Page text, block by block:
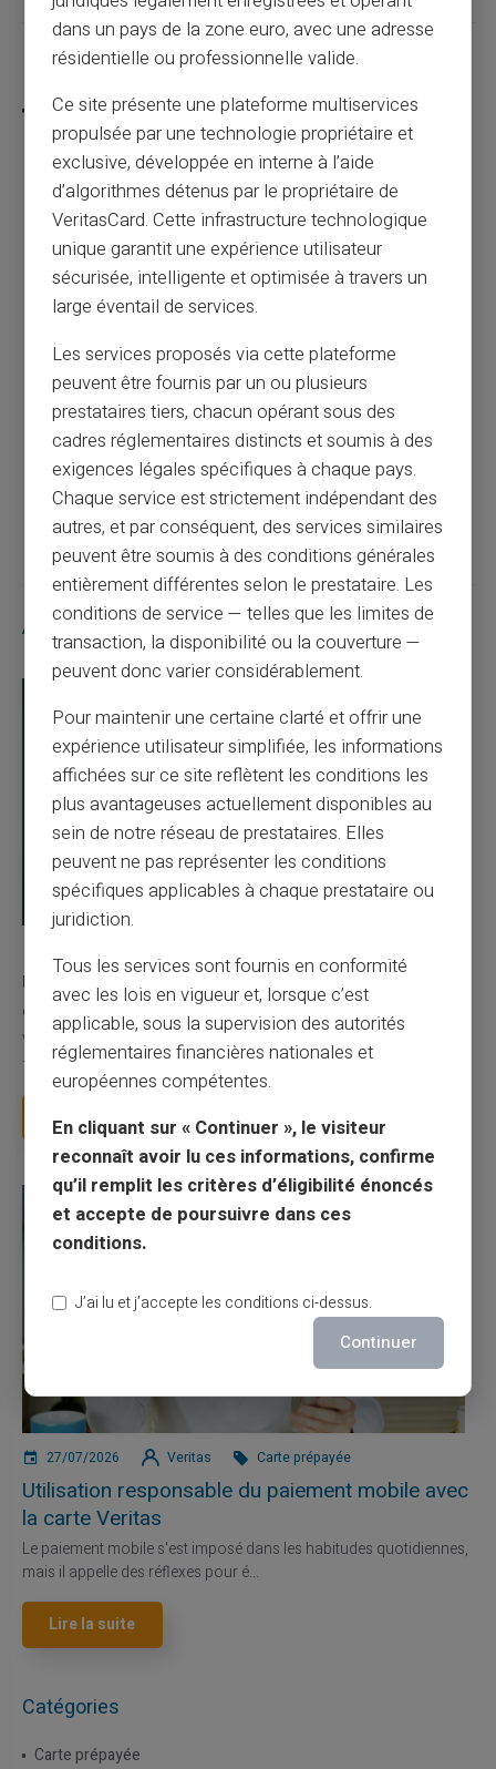
Partager cet article
Peut-on ouvrir un compte sans justificatif
de revenus en 2026 ?
Article précédent
Revolut met fin au rechargement par
espèces : ce que change la décision du 9
juillet 2026
Article suivant
Articles similaires
Une carte bancaire gratuite sans compte, ça
existe ?
Vous avez tapé cette recherche parce que votre banque vous
facture 50 € par an pour une carte que vo...
Lire la suite
27/07/2026 Veritas Carte prépayée
Utilisation responsable du paiement mobile avec
la carte Veritas
Le paiement mobile s'est imposé dans les habitudes quotidiennes,
mais il appelle des réflexes pour é...
Lire la suite
Catégories
Carte prépayée
dans un pays de la zone euro, avec une adresse
résidentielle ou professionnelle valide.
Ce site présente une plateforme multiservices
propulsée par une technologie propriétaire et
exclusive, développée en interne à l’aide
d’algorithmes détenus par le propriétaire de
VeritasCard. Cette infrastructure technologique
unique garantit une expérience utilisateur
sécurisée, intelligente et optimisée à travers un
large éventail de services.
Les services proposés via cette plateforme
peuvent être fournis par un ou plusieurs
prestataires tiers, chacun opérant sous des
cadres réglementaires distincts et soumis à des
exigences légales spécifiques à chaque pays.
Chaque service est strictement indépendant des
autres, et par conséquent, des services similaires
peuvent être soumis à des conditions générales
entièrement différentes selon le prestataire. Les
conditions de service — telles que les limites de
transaction, la disponibilité ou la couverture —
peuvent donc varier considérablement.
Pour maintenir une certaine clarté et offrir une
expérience utilisateur simplifiée, les informations
affichées sur ce site reflètent les conditions les
plus avantageuses actuellement disponibles au
sein de notre réseau de prestataires. Elles
peuvent ne pas représenter les conditions
spécifiques applicables à chaque prestataire ou
juridiction.
Tous les services sont fournis en conformité
avec les lois en vigueur et, lorsque c’est
applicable, sous la supervision des autorités
réglementaires financières nationales et
européennes compétentes.
En cliquant sur « Continuer », le visiteur
reconnaît avoir lu ces informations, confirme
qu’il remplit les critères d’éligibilité énoncés
et accepte de poursuivre dans ces
conditions.
J’ai lu et j’accepte les conditions ci-dessus.
Continuer